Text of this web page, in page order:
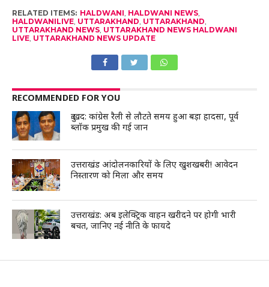
RELATED ITEMS: HALDWANI HALDWANI NEWS,
HALDWANILIVE, UTTARAKHAND UTTARAKHAND
UTTARAKHAND NEWS, UTTARAKHAND NEWS HALDWANI
LIVE, UTTARAKHAND NEWS UPDATE
RECOMMENDED FOR YOU
दुःखद: कांग्रेस रैली से लौटते समय हुआ बड़ा हादसा, पूर्व
ब्लॉक प्रमुख की गई जान
उत्तराखंड आंदोलनकारियों के लिए खुशखबरी! आवेदन
निस्तारण को मिला और समय
उत्तराखंड: अब इलेक्ट्रिक वाहन खरीदने पर होगी भारी
बचत, जानिए नई नीति के फायदे